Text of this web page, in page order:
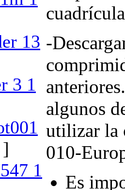
13
3 1
1
-
algunos
utilizar la
010-
Es